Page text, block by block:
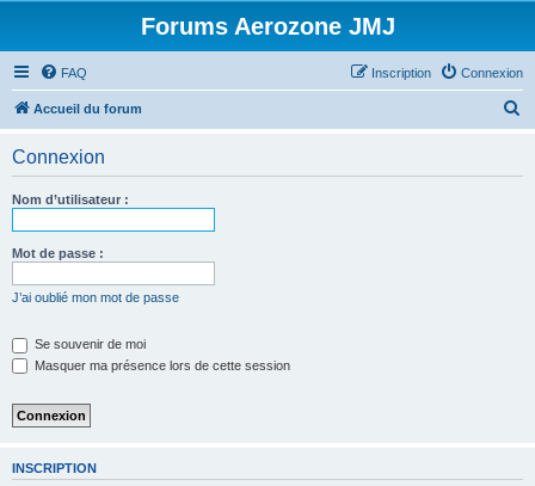
Forums Aerozone JMJ
FAQ Connexion
Inscription
Accueil du forum
Connexion
Nom d’utilisateur :
Mot de passe :
J’ai oublié mon mot de passe
Se souvenir de moi
Masquer ma présence lors de cette session
INSCRIPTION